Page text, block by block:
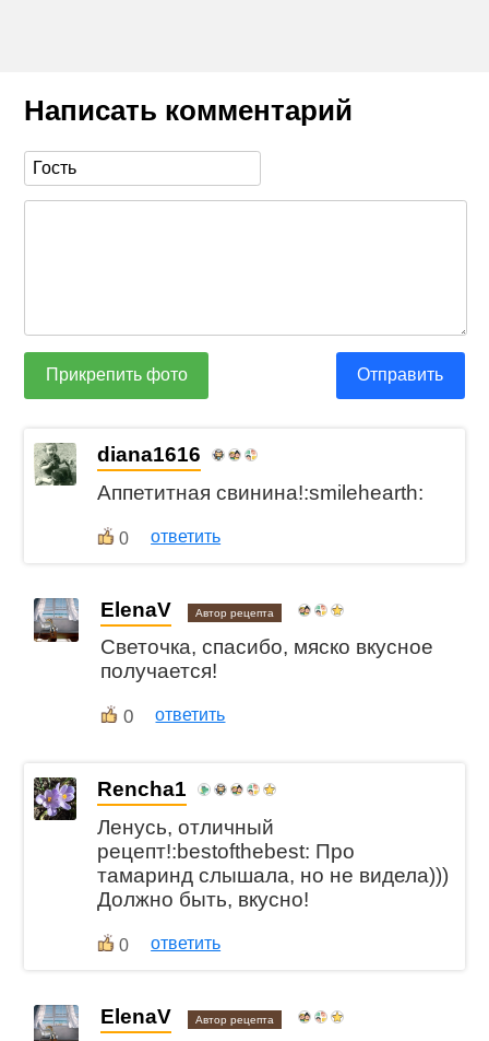
Написать комментарий
Прикрепить фото Отправить
diana1616
Аппетитная свинина!:smilehearth:
0 ответить
ElenaV Автор рецепта
Светочка, спасибо, мяско вкусное
получается!
0 ответить
Rencha1
Ленусь, отличный
рецепт!:bestofthebest: Про
тамаринд слышала, но не видела)))
Должно быть, вкусно!
0 ответить
ElenaV Автор рецепта